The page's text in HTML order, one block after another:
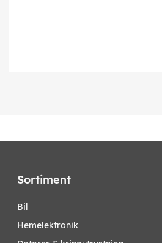
Sortiment
bil
hemelektronik